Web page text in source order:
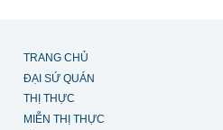
TRANG CHỦ
ĐẠI SỨ QUÁN
THỊ THỰC
MIỄN THỊ THỰC